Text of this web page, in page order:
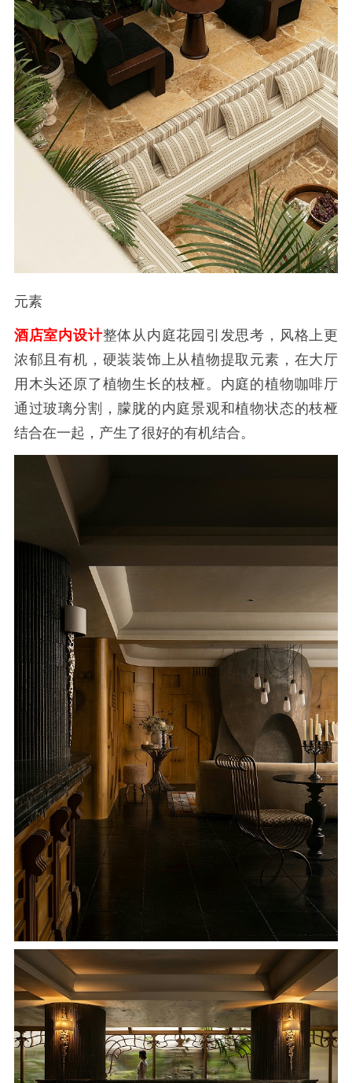
元素
酒店室内设计整体从内庭花园引发思考，风格上更
浓郁且有机，硬装装饰上从植物提取元素，在大厅
用木头还原了植物生长的枝桠。内庭的植物咖啡厅
通过玻璃分割，朦胧的内庭景观和植物状态的枝桠
结合在一起，产生了很好的有机结合。